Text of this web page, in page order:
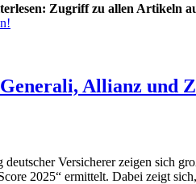
Zugriff zu allen Artikeln
Allianz und
Versicherer zeigen sich
2025“ ermittelt. Dabei zeigt